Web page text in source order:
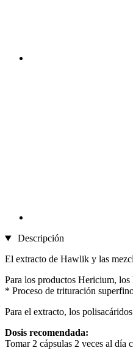
Descripción
El extracto de Hawlik y las
Para los productos Hericium,
* Proceso de trituración
Para el extracto, los
Dosis recomendada:
Tomar 2 cápsulas 2 veces al día